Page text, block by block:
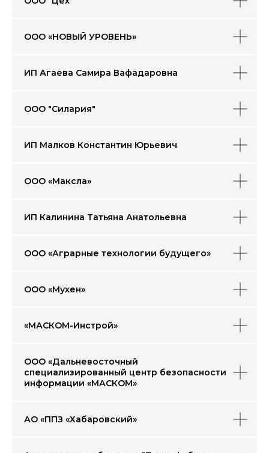
ООО «НОВЫЙ УРОВЕНЬ»
ИП Агаева Самира Вафадаровна
ООО "Силария"
ИП Малков Константин Юрьевич
ООО «Максла»
ИП Калинина Татьяна Анатольевна
ООО «Аграрные технологии будущего»
ООО «Мухен»
«МАСКОМ-Инстрой»
ООО «Дальневосточный
специализированный центр безопасности
информации «МАСКОМ»
АО «ППЗ «Хабаровский»